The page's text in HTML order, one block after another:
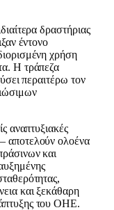
δραστήριας
έντονο
χρήση
Η τράπεζα
περαιτέρω τον
αναπτυξιακές
αποτελούν ολοένα
και
και ξεκάθαρη
του ΟΗΕ.